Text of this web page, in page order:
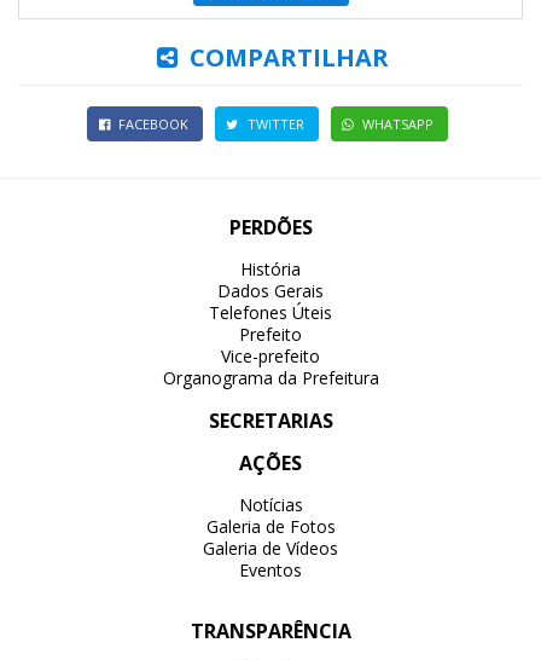
COMPARTILHAR
FACEBOOK TWITTER WHATSAPP
PERDÕES
História
Dados Gerais
Telefones Úteis
Prefeito
Vice-prefeito
Organograma da Prefeitura
SECRETARIAS
AÇÕES
Notícias
Galeria de Fotos
Galeria de Vídeos
Eventos
TRANSPARÊNCIA